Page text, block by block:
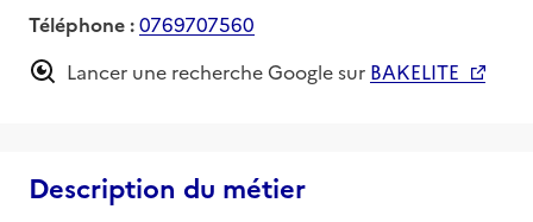
Téléphone :0769707560
Lancer une recherche Google sur BAKELITE
Description du métier